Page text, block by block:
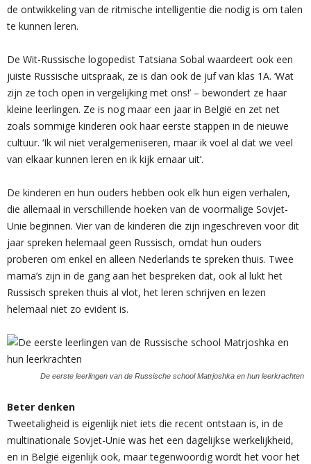
de ontwikkeling van de ritmische intelligentie die nodig is om talen
te kunnen leren.
De Wit-Russische logopedist Tatsiana Sobal waardeert ook een
juiste Russische uitspraak, ze is dan ook de juf van klas 1A. ‘Wat
zijn ze toch open in vergelijking met ons!’ – bewondert ze haar
kleine leerlingen. Ze is nog maar een jaar in België en zet net
zoals sommige kinderen ook haar eerste stappen in de nieuwe
cultuur. ‘Ik wil niet veralgemeniseren, maar ik voel al dat we veel
van elkaar kunnen leren en ik kijk ernaar uit’.
De kinderen en hun ouders hebben ook elk hun eigen verhalen,
die allemaal in verschillende hoeken van de voormalige Sovjet-
Unie beginnen. Vier van de kinderen die zijn ingeschreven voor dit
jaar spreken helemaal geen Russisch, omdat hun ouders
proberen om enkel en alleen Nederlands te spreken thuis. Twee
mama’s zijn in de gang aan het bespreken dat, ook al lukt het
Russisch spreken thuis al vlot, het leren schrijven en lezen
helemaal niet zo evident is.
De eerste leerlingen van de Russische school Matrjoshka en hun leerkrachten
Beter denken
Tweetaligheid is eigenlijk niet iets die recent ontstaan is, in de
multinationale Sovjet-Unie was het een dagelijkse werkelijkheid,
en in België eigenlijk ook, maar tegenwoordig wordt het voor het